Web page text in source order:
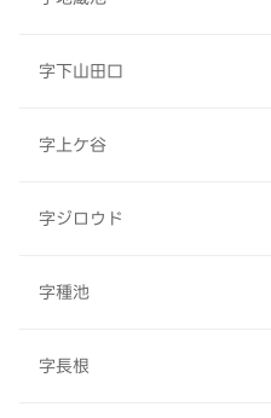
字下山田口
字上ケ谷
字ジロウド
字種池
字長根